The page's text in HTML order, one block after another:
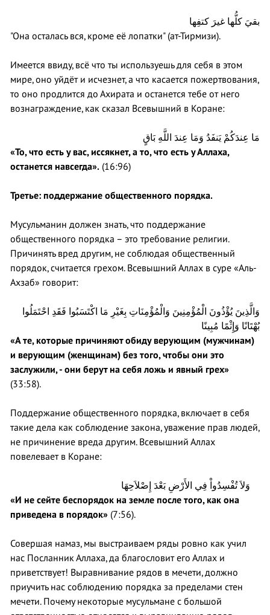
بقيَ كلُّها غيرَ كتفِها
"Она осталась вся, кроме её лопатки" (ат-Тирмизи).
Имеется ввиду, всё что ты используешь для себя в этом
мире, оно уйдёт и исчезнет, а что касается пожертвования,
то оно продлится до Ахирата и останется тебе от него
вознаграждение, как сказал Всевышний в Коране:
مَا عِندَكُمْ يَنفَدُ وَمَا عِندَ اللَّهِ بَاقٍ
«То, что есть у вас, иссякнет, а то, что есть у Аллаха,
останется навсегда». (16:96)
Третье: поддержание общественного порядка.
Мусульманин должен знать, что поддержание
общественного порядка – это требование религии.
Причинять вред другим, не соблюдая общественный
порядок, считается грехом. Всевышний Аллах в суре «Аль-
Ахзаб» говорит:
وَالَّذِينَ يُؤْذُونَ الْمُؤْمِنِينَ وَالْمُؤْمِنَاتِ بِغَيْرِ مَا اكْتَسَبُوا فَقَدِ احْتَمَلُوا
بُهْتَانًا وَإِثْمًا مُبِينًا
«А те, которые причиняют обиду верующим (мужчинам)
и верующим (женщинам) без того, чтобы они это
заслужили, - они берут на себя ложь и явный грех»
(33:58).
Поддержание общественного порядка, включает в себя
такие дела как соблюдение закона, уважение прав людей,
не причинение вреда другим. Всевышний Аллах
повелевает в Коране:
«И не сейте беспорядок на земле после того, как она
приведена в порядок» (7:56).
Совершая намаз, мы выстраиваем ряды ровно как учил
нас Посланник Аллаха, да благословит его Аллах и
приветствует! Выравнивание рядов в мечети, должно
приучить нас соблюдению порядка за пределами стен
мечети. Почему некоторые мусульмане с большой